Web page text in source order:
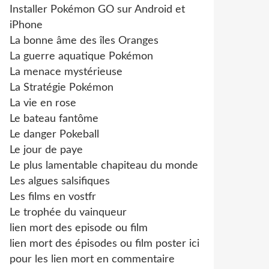
Installer Pokémon GO sur Android et
iPhone
La bonne âme des îles Oranges
La guerre aquatique Pokémon
La menace mystérieuse
La Stratégie Pokémon
La vie en rose
Le bateau fantôme
Le danger Pokeball
Le jour de paye
Le plus lamentable chapiteau du monde
Les algues salsifiques
Les films en vostfr
Le trophée du vainqueur
lien mort des episode ou film
lien mort des épisodes ou film poster ici
pour les lien mort en commentaire